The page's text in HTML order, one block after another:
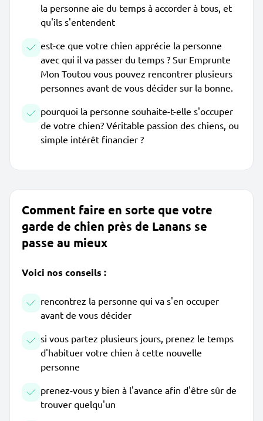
la personne aie du temps à accorder à tous, et
qu'ils s'entendent
est-ce que votre chien apprécie la personne
avec qui il va passer du temps ? Sur Emprunte
Mon Toutou vous pouvez rencontrer plusieurs
personnes avant de vous décider sur la bonne.
pourquoi la personne souhaite-t-elle s'occuper
de votre chien? Véritable passion des chiens, ou
simple intérêt financier ?
Comment faire en sorte que votre
garde de chien près de Lanans se
passe au mieux
Voici nos conseils :
rencontrez la personne qui va s'en occuper
avant de vous décider
si vous partez plusieurs jours, prenez le temps
d'habituer votre chien à cette nouvelle
personne
prenez-vous y bien à l'avance afin d'être sûr de
trouver quelqu'un